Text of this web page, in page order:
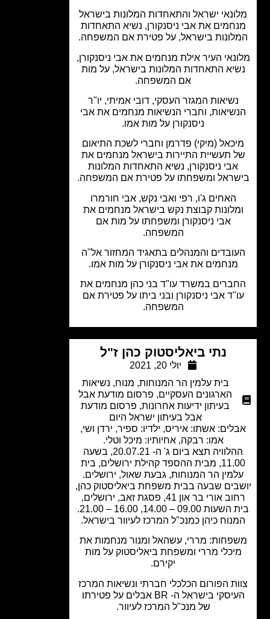
ישראל והתאחדות המלונות בישראל
את אבי ניסנקורן, נשיא התאחדות
בישראל, על פטירת אם המשפחה.
העיר אילת מנחמים את אבי ניסנקורן,
התאחדות המלונות בישראל, על מות
אם המשפחה.
נשיאות המגזר העסקי, דובי אמיתי, יו"ר
וחברי הנשיאות מנחמים את אבי
ניסנקורן על מות אמו.
(מיקי) פדרמן וחברי לשכת התיאום
תעשיית התיירות בישראל מנחמים את
אבי ניסנקורן, נשיא התאחדות המלונות
ומשפחתו על פטירת אם המשפחה.
האחים ג'ו, רפי ואבי נקש, אבי חורמרו
קבוצת נקש בישראל מנחמים את
אבי ניסנקורן ומשפחתו על מות אם
המשפחה.
והמנהלים בתאגיד המחזור אל"ה
מנחמים את אבי ניסנקורן על מות אמו.
במשרד עו"ד בני כהן מנחמים את
אבי ניסנקורן ובני ביתו על פטירת אם
המשפחה.
נתי ביאליסטוק כהן ז"ל
בית עלמין הר המנוחות,מנוח,נשיאות
הארגונים העסקיים,פרסום מודעת אבל
בעיתון ידיעות אחרונות,פרסום מודעת
אבל בעיתון ישראל היום
אשתו: איריס, ילדיו: ספיר, ירדן ושי,
אמו: רבקה, אחיותיו: מיכל וטלי.
ההלוויה תצא ביום ג' ה- 20.07.21, בשעה
11.00, מבית ההספד קהילת ירושלים, בית
הר המנוחות, גבעת שאול, ירושלים.
שבעה בבית משפחת ביאליסטוק כהן,
רחוב אורי בר און 41, פסגת זאב, ירושלים,
09.00 – 14.00, 16.00 – 21.00.
כיהן כמנכ"ל המרכז לעיוור בישראל.
מררי, עשהאל ומנור מנחמות את
מררי ומשפחת ביאליסטוק על מות
הפורום הכלכלי חברתי ונשיאות המרכז
העיסקי בישראל ה- BR אבלים על פטירתו
של מנכ"ל המרכז לעיוור.